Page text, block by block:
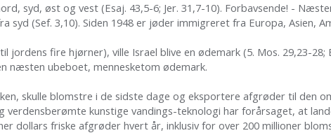
syd, øst og vest (Esaj. 43,5-6; Jer. 31,7-10). Forbavsende! -
syd (Sef. 3,10). Siden 1948 er jøder immigreret fra Europa, Asien,
fire hjørner), ville Israel blive en ødemark (5. Mos. 29,23-28;
næsten ubeboet, mennesketom ødemark.
skulle blomstre i de sidste dage og eksportere afgrøder til den
verdensberømte kunstige vandings-teknologi har forårsaget, at
dollars friske afgrøder hvert år, inklusiv for over 200 millioner